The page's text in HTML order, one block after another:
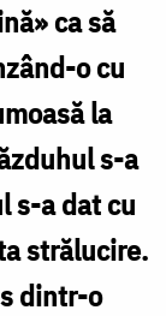
ca să
o cu
la
s-a
s-a dat cu
strălucire.
dintr-o